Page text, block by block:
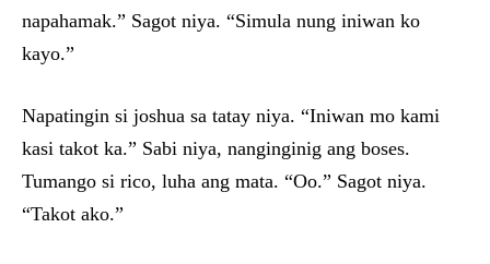
napahamak.” Sagot niya. “Simula nung iniwan ko
kayo.”
Napatingin si joshua sa tatay niya. “Iniwan mo kami
kasi takot ka.” Sabi niya, nanginginig ang boses.
Tumango si rico, luha ang mata. “Oo.” Sagot niya.
“Takot ako.”